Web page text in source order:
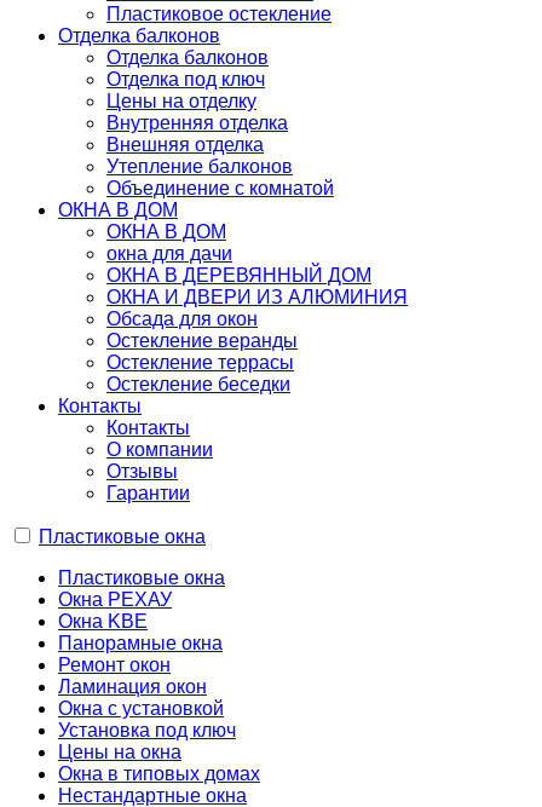
Пластиковое остекление
Отделка балконов
Отделка балконов
Отделка под ключ
Цены на отделку
Внутренняя отделка
Внешняя отделка
Утепление балконов
Объединение с комнатой
ОКНА В ДОМ
ОКНА В ДОМ
окна для дачи
ОКНА В ДЕРЕВЯННЫЙ ДОМ
ОКНА И ДВЕРИ ИЗ АЛЮМИНИЯ
Обсада для окон
Остекление веранды
Остекление террасы
Остекление беседки
Контакты
Контакты
О компании
Отзывы
Гарантии
Пластиковые окна
Пластиковые окна
Окна РЕХАУ
Окна KBE
Панорамные окна
Ремонт окон
Ламинация окон
Окна с установкой
Установка под ключ
Цены на окна
Окна в типовых домах
Нестандартные окна